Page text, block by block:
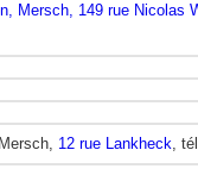
Mersch, 149 rue Nicolas
12 rue Lankheck,